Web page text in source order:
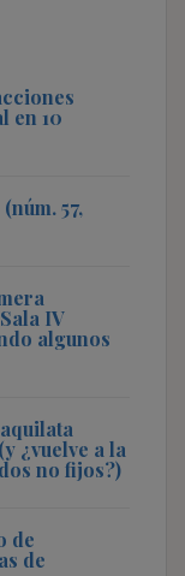
en 10
57,
IV
algunos
¿vuelve a la
no fijos?)
de
de